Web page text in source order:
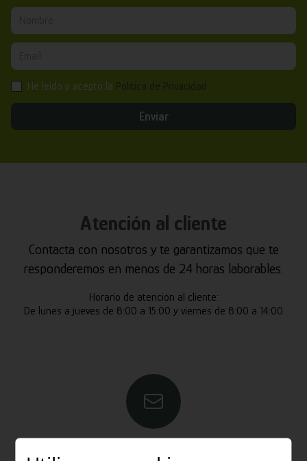
He leído y acepto la
Enviar
Atención al cliente
Contacta con nosotros y te garantizamos que te
responderemos en menos de 24 horas laborables.
Horario de atención al cliente:
De lunes a jueves de 8:00 a 15:00 y viernes de 8:00 a 14:00